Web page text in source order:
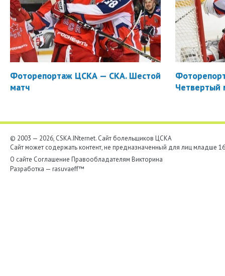
Фоторепортаж ЦСКА — СКА. Шестой
матч
Четвертый
© 2003 — 2026, CSKA.INternet. Cайт болельщиков ЦСКА
Сайт может содержать контент, не предназначенный для лиц младше
О сайте Соглашение Правообладателям Викторина
Разработка — rasuvaeff™